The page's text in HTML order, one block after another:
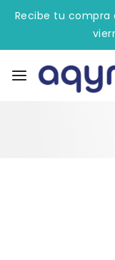
Recibe tu compra